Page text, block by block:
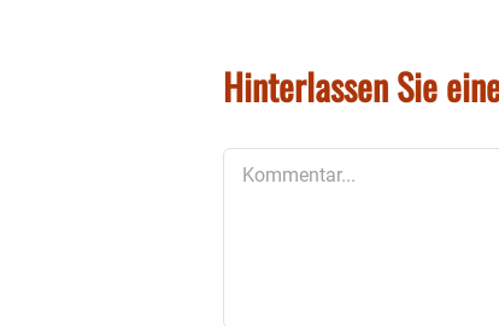
Hinterlassen Sie